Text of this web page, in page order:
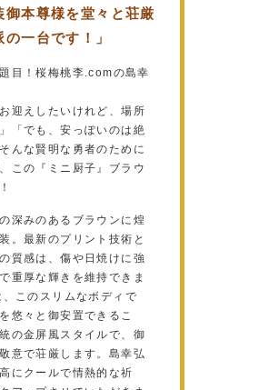
御本尊様を堂々と荘厳
一台です！」
目！桜梅桃李.comの島幸
迎えしたいけれど、場所
「でも、安っぽいのは絶
んな賢明な勇者のために
この『ミニ厨子』ブラウ
深みのあるブラウンに煌
。最新のプリント技術と
質感は、傷や日焼けに強
重厚な輝きを維持できま
このスリムなボディで
悠々と御安置できるこ
の金屏風スタイルで、御
意で荘厳します。島幸弘
にクールで情熱的な祈